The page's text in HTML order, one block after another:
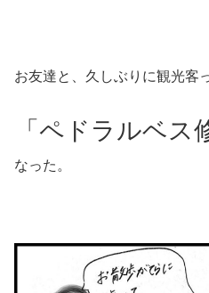
お友達と、久しぶりに観光客
「ペドラルベス
なった。